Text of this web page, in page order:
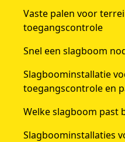
Vaste palen voor
toegangscontrole
Snel een slagboom
Slagboominstallatie
toegangscontrole en
Welke slagboom past
Slagboominstallaties